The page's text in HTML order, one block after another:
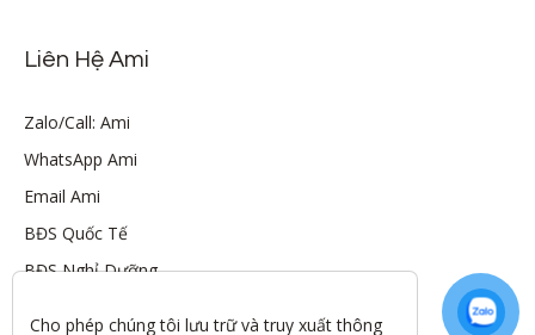
Liên Hệ Ami
Zalo/Call: Ami
WhatsApp Ami
Email Ami
BĐS Quốc Tế
BĐS Nghỉ Dưỡng
Cho phép chúng tôi lưu trữ và truy xuất thông